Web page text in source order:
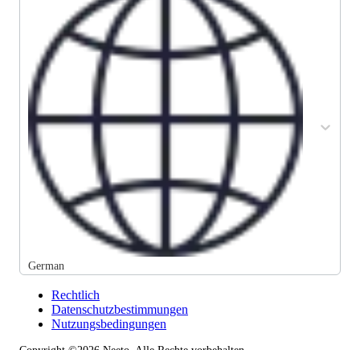
German
Rechtlich
Datenschutzbestimmungen
Nutzungsbedingungen